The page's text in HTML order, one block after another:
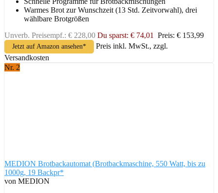
Warmes Brot zur Wunschzeit (13 Std. Zeitvorwahl), drei
wählbare Brotgrößen
Unverb. Preisempf.: € 228,00 Du sparst: € 74,01 Preis: € 153,99
Jetzt auf Amazon ansehen*
Preis inkl. MwSt., zzgl.
Versandkosten
Nr. 2
MEDION Brotbackautomat (Brotbackmaschine, 550 Watt, bis zu
1000g, 19 Backpr*
von MEDION